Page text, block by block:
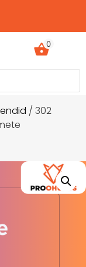
-50%
0
/ 302